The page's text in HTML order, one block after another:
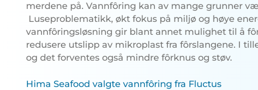
merdene på. Vannfôring kan av mange grunner
Luseproblematikk, økt fokus på miljø og høye
vannfôringsløsning gir blant annet mulighet til å
redusere utslipp av mikroplast fra fôrslangene. I
og det forventes også mindre fôrknus og støv.
Hima Seafood valgte vannfôring fra Fluctus